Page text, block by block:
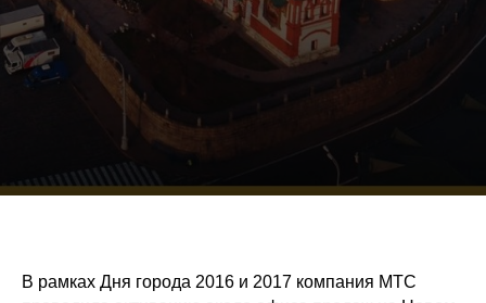
В рамках Дня города 2016 и 2017 компания МТС